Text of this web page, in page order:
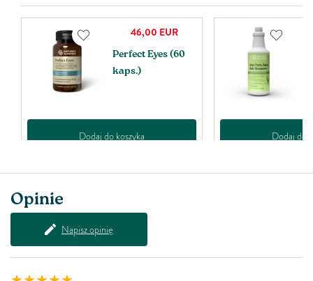
46,00 EUR
Perfect Eyes (60
kaps.)
Dodaj do koszyka Dodaj do
Opinie
Napisz opinię